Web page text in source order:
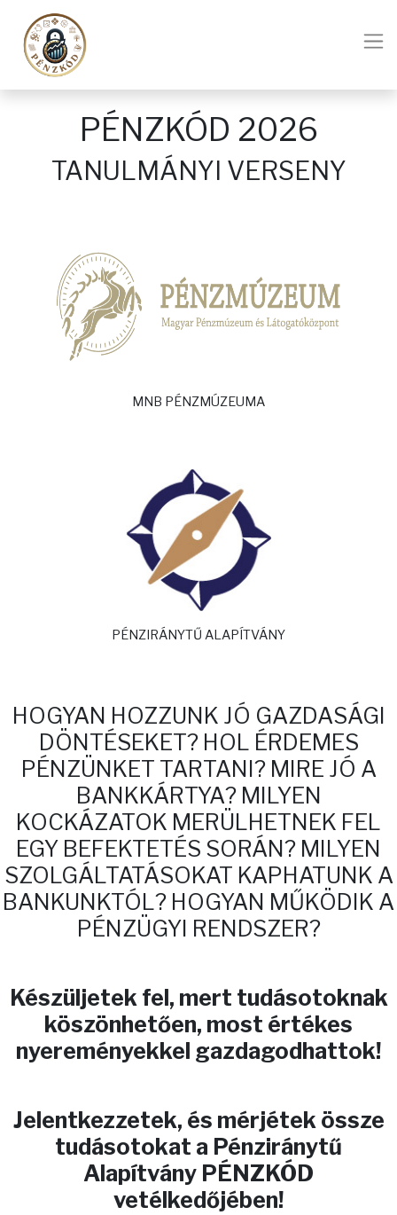
PÉNZKÓD 2026
TANULMÁNYI VERSENY
MNB PÉNZMÚZEUMA
PÉNZIRÁNYTŰ ALAPÍTVÁNY
HOGYAN HOZZUNK JÓ GAZDASÁGI
DÖNTÉSEKET? HOL ÉRDEMES
PÉNZÜNKET TARTANI? MIRE JÓ A
BANKKÁRTYA? MILYEN
KOCKÁZATOK MERÜLHETNEK FEL
EGY BEFEKTETÉS SORÁN? MILYEN
SZOLGÁLTATÁSOKAT KAPHATUNK A
BANKUNKTÓL? HOGYAN MŰKÖDIK A
PÉNZÜGYI RENDSZER?
Készüljetek fel, mert tudásotoknak
köszönhetően, most értékes
nyereményekkel gazdagodhattok!
Jelentkezzetek, és mérjétek össze
tudásotokat a Pénziránytű
Alapítvány PÉNZKÓD
vetélkedőjében!